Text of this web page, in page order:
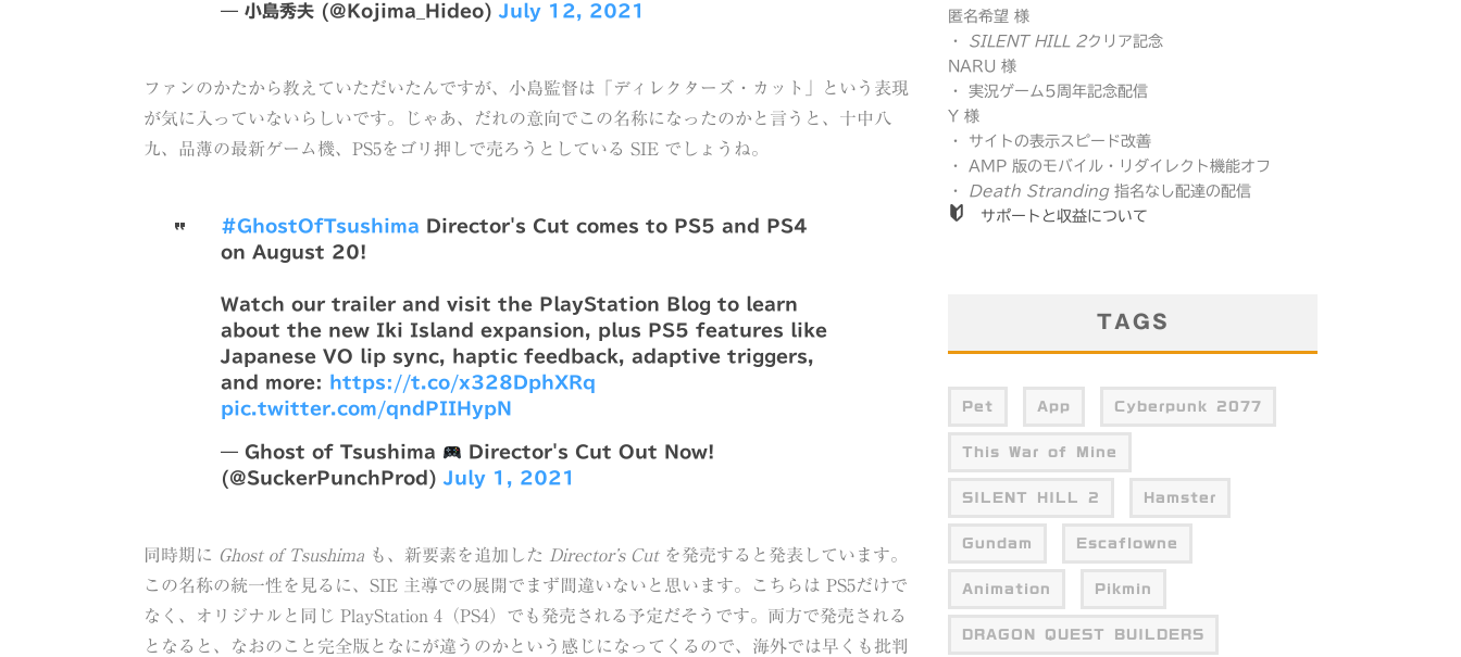
— 小島秀夫 (@Kojima_Hideo) July 12, 2021
ファンのかたから教えていただいたんですが、小島監督は「ディレクターズ・カット」という表現
が気に入っていないらしいです。じゃあ、だれの意向でこの名称になったのかと言うと、十中八
九、品薄の最新ゲーム機、PS5をゴリ押しで売ろうとしている SIE でしょうね。
#GhostOfTsushima Director's Cut comes to PS5 and PS4
on August 20!
Watch our trailer and visit the PlayStation Blog to learn
about the new Iki Island expansion, plus PS5 features like
Japanese VO lip sync, haptic feedback, adaptive triggers,
and more:
https://t.co/x328DphXRq
pic.twitter.com/qndPIIHypN
— Ghost of Tsushima
Director's Cut Out Now!
(@SuckerPunchProd) July 1, 2021
同時期に Ghost of Tsushima も、新要素を追加した Director’s Cutを発売すると発表しています。
この名称の統一性を見るに、SIE 主導での展開でまず間違いないと思います。こちらは PS5だけで
なく、オリジナルと同じ PlayStation 4（PS4）でも発売される予定だそうです。両方で発売される
となると、なおのこと完全版となにが違うのかという感じになってくるので、海外では早くも批判
匿名希望 様
・ SILENT HILL 2クリア記念
NARU 様
・ 実況ゲーム5周年記念配信
Y 様
・ サイトの表示スピード改善
・ AMP 版のモバイル・リダイレクト機能オフ
・ Death Stranding指名なし配達の配信
サポートと収益について
TAGS
Pet App Cyberpunk 2077
This War of Mine
SILENT HILL 2 Hamster
Gundam Escaflowne
Animation Pikmin
DRAGON QUEST BUILDERS